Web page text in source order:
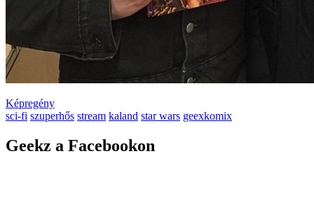
Képregény
sci-fi szuperhős stream kaland star wars geexkomix
Geekz a Facebookon